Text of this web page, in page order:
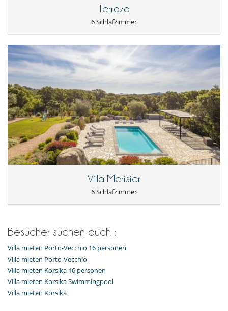
Terraza
6 Schlafzimmer
Villa Merisier
6 Schlafzimmer
Besucher suchen auch :
Villa mieten Porto-Vecchio 16 personen
Villa mieten Porto-Vecchio
Villa mieten Korsika 16 personen
Villa mieten Korsika Swimmingpool
Villa mieten Korsika